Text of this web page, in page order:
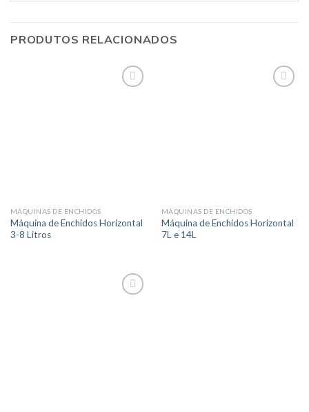
PRODUTOS RELACIONADOS
MÁQUINAS DE ENCHIDOS
Máquina de Enchidos Horizontal
3-8 Litros
MÁQUINAS DE ENCHIDOS
Máquina de Enchidos Horizontal
7L e 14L